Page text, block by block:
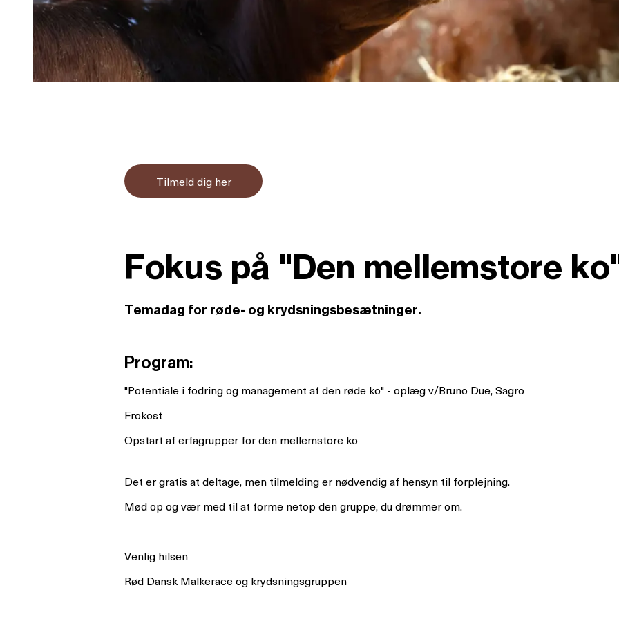
Tilmeld dig her
Fokus på "Den mellemstore
Temadag for røde- og krydsningsbesætninger.
Program:
"Potentiale i fodring og management af den røde ko" - oplæg v/Bruno Due, Sagro
Frokost
Opstart af erfagrupper for den mellemstore ko
Det er gratis at deltage, men tilmelding er nødvendig af hensyn til forplejning.
Mød op og vær med til at forme netop den gruppe, du drømmer om.
Venlig hilsen
Rød Dansk Malkerace og krydsningsgruppen